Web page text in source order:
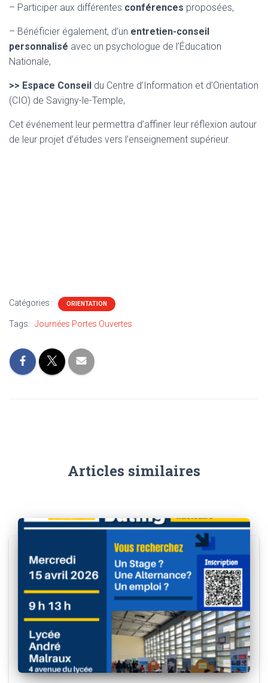
– Participer aux différentes conférences proposées,
– Bénéficier également, d’un entretien-conseil
personnalisé avec un psychologue de l’Éducation
Nationale,
>> Espace Conseil du Centre d’Information et d’Orientation
(CIO) de Savigny-le-Temple,
Cet événement leur permettra d’affiner leur réflexion autour
de leur projet d’études vers l’enseignement supérieur.
Catégories : ORIENTATION
Tags: Journées Portes Ouvertes
Articles similaires